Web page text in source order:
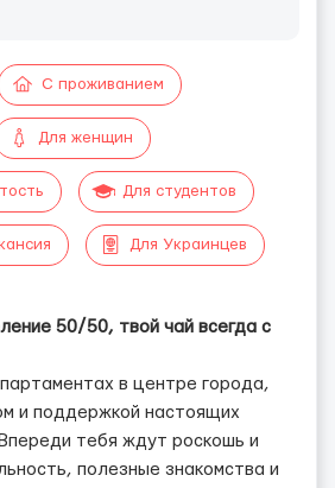
С проживанием
Для женщин
Для студентов
Для Украинцев
50/50, твой чай всегда с
в центре города,
и поддержкой настоящих
тебя ждут роскошь и
полезные знакомства и